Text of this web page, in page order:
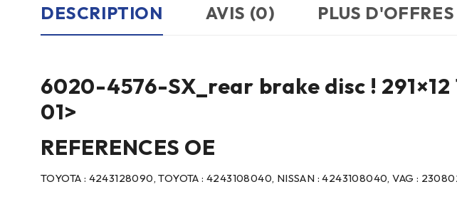
DESCRIPTION AVIS (0) PLUS D'OFFRES
6020-4576-SX_rear brake disc !
01>
REFERENCES OE
TOYOTA : 4243128090, TOYOTA : 4243108040, NISSAN : 4243108040, VAG :